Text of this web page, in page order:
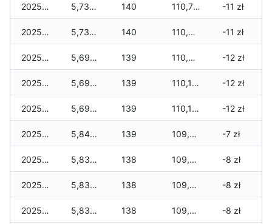
2025-11-27 5,730 zł 140 110,730 zł -11 zł
2025-11-26 5,730 zł 140 110,605 zł -11 zł
2025-11-25 5,690 zł 139 110,465 zł -12 zł
2025-11-24 5,690 zł 139 110,155 zł -12 zł
2025-11-23 5,690 zł 139 110,140 zł -12 zł
2025-11-22 5,840 zł 139 109,830 zł -7 zł
2025-11-21 5,830 zł 138 109,590 zł -8 zł
2025-11-20 5,830 zł 138 109,490 zł -8 zł
2025-11-19 5,830 zł 138 109,375 zł -8 zł